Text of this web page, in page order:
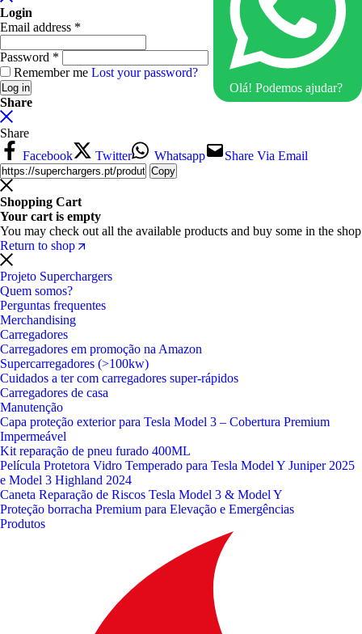
Olá! Podemos ajudar?
Login
Email address *
Password *
Remember me Lost your password?
Log in
Share
Share
Facebook
Twitter Whatsapp Share Via Email
Copy
Shopping Cart
Your cart is empty
You may check out all the available products and buy some in the shop
Return to shop
Projeto Superchargers
Quem somos?
Perguntas frequentes
Merchandising
Carregadores
Carregadores em promoção na Amazon
Supercarregadores (>100kw)
Cuidados a ter com carregadores super-rápidos
Carregadores de casa
Manutenção
Capa proteção exterior para Tesla Model 3 – Cobertura Premium
Impermeável
Kit reparação de pneu furado 400ML
Película Protetora Vidro Temperado para Tesla Model Y Juniper 2025
e Model 3 Highland 2024
Caneta Reparação de Riscos Tesla Model 3 & Model Y
Proteção borracha Premium para Elevação e Emergências
Produtos